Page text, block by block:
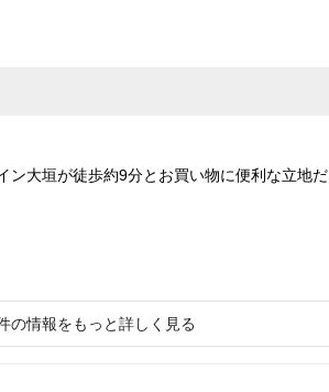
ン大垣が徒歩約9分とお買い物に便利な立地だ
の情報をもっと詳しく見る